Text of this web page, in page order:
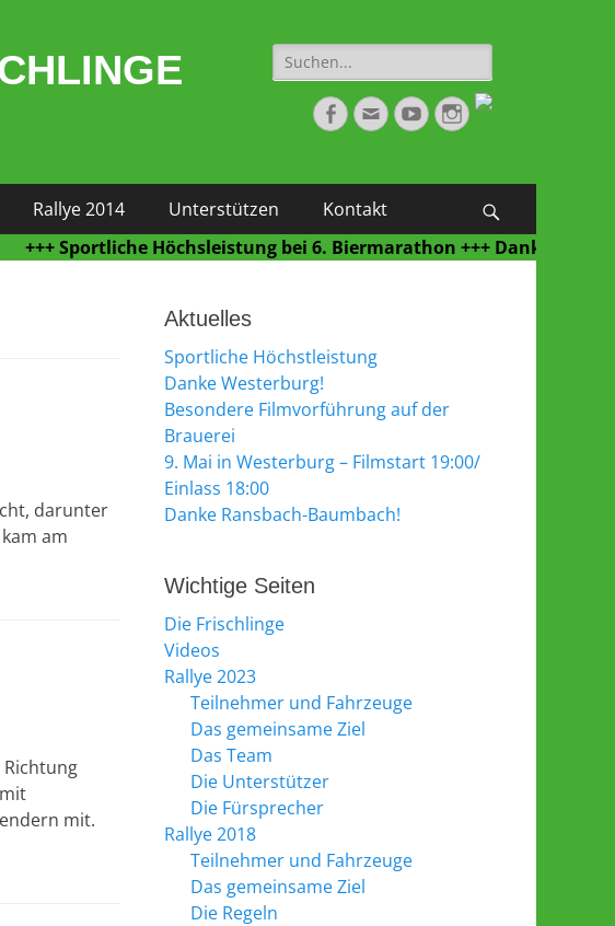
Suche
nach:
Facebook
E-
Mail
YouTubeInstagram
Rallye 2014 Unterstützen Kontakt
Sportliche Höchsleistung bei 6. Biermarathon +++ Danke
darunter
am
mit.
Aktuelles
Sportliche Höchstleistung
Danke Westerburg!
Besondere Filmvorführung auf der
Brauerei
9. Mai in Westerburg – Filmstart 19:00/
Einlass 18:00
Danke Ransbach-Baumbach!
Wichtige Seiten
Die Frischlinge
Videos
Rallye 2023
Teilnehmer und Fahrzeuge
Das gemeinsame Ziel
Das Team
Die Unterstützer
Die Fürsprecher
Rallye 2018
Teilnehmer und Fahrzeuge
Das gemeinsame Ziel
Die Regeln